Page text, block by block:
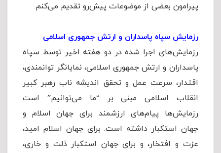
پیرامون بعضی از موضوعات پیش‌رو تقدیم می‌کنم.
رزمایش‌ سپاه پاسداران و ارتش جمهوری اسلامی
رزمایش‌های اجرا شده در دو هفته اخیر توسط سپاه
پاسداران و ارتش جمهوری اسلامی، نمایانگر توانمندی،
اقتدار، سرعت عمل و تحقق اندیشه ناب رهبر کبیر
انقلاب اسلامی مبنی بر “ما می‌توانیم” است
رزمایش‌ها پیام‌های ارزشمند برای جهان اسلام و
جهان استکبار داشته است. برای جهان اسلام امید،
عزت و افتخار، و برای جهان استکبار ذلت و خاری،